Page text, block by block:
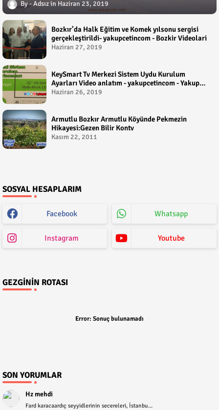
Adsız Haziran 23, 2019
Bozkır’da Halk Eğitim ve Komek yılsonu sergisi
gerçekleştirildi- yakupcetincom - Bozkir Videolari
Haziran 27, 2019
KeySmart Tv Merkezi Sistem Uydu Kurulum
Ayarları Video anlatım - yakupcetincom - Yakup
Çetin
Haziran 26, 2019
Armutlu Bozkır Armutlu Köyünde Pekmezin
Hikayesi:Gezen Bilir Kontv
Kasım 22, 2011
SOSYAL HESAPLARIM
Facebook Whatsapp
Instagram Youtube
GEZGININ ROTASI
Error: Sonuç bulunamadı
SON YORUMLAR
Hz mehdi
Fard karacaardıç seyyidlerinin secereleri, İstanbu...